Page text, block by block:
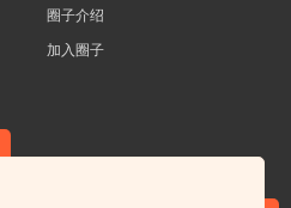
圈子介绍
加入圈子